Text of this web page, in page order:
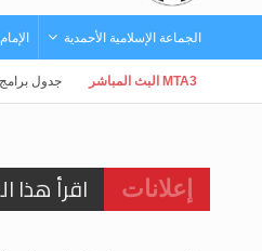
الجماعة الإسلامية الأحمدية
MTA3 البث المباشر جدول برامج MTA3
إعلانات
اقرأ